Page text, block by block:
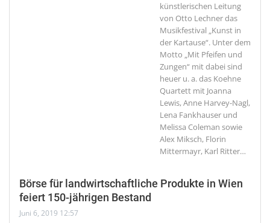
künstlerischen Leitung
von Otto Lechner das
Musikfestival „Kunst in
der Kartause“. Unter dem
Motto „Mit Pfeifen und
Zungen“ mit dabei sind
heuer u. a. das Koehne
Quartett mit Joanna
Lewis, Anne Harvey-Nagl,
Lena Fankhauser und
Melissa Coleman sowie
Alex Miksch, Florin
Mittermayr, Karl Ritter…
Börse für landwirtschaftliche Produkte in Wien
feiert 150-jährigen Bestand
Juni 6, 2019 12:57